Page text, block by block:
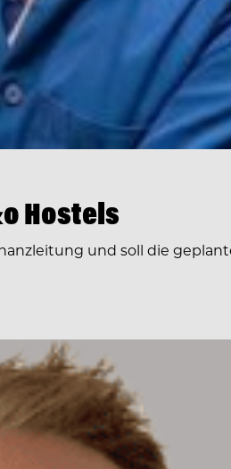
Hostels
und soll die